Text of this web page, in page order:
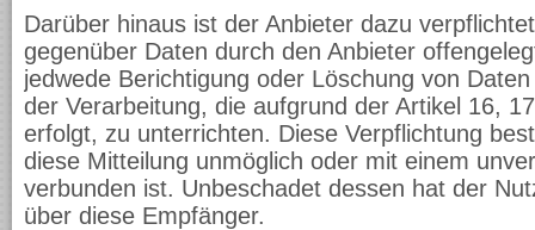
Darüber hinaus ist der Anbieter dazu
gegenüber Daten durch den Anbieter
jedwede Berichtigung oder Löschung von
der Verarbeitung, die aufgrund der Artikel 16,
erfolgt, zu unterrichten. Diese Verpflichtung
diese Mitteilung unmöglich oder mit einem
verbunden ist. Unbeschadet dessen hat der
über diese Empfänger.